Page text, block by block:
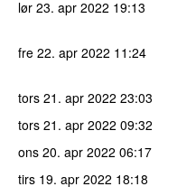
lør 23. apr 2022 19:13
fre 22. apr 2022 11:24
tors 21. apr 2022 23:03
tors 21. apr 2022 09:32
ons 20. apr 2022 06:17
tirs 19. apr 2022 18:18